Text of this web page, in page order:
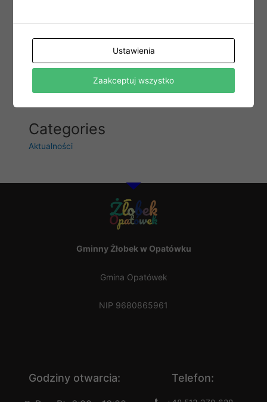
Archives
październik 2025
Categories
Aktualności
Gminny Żłobek w Opatówku
Gmina Opatówek
NIP 9680865961
Godziny otwarcia: Telefon:
Ustawienia
Zaakceptuj wszystko